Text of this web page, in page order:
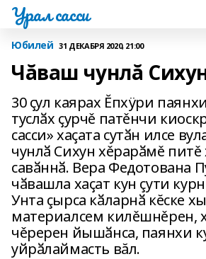
Урал сасси
Юбилей 31 ДЕКАБРЯ 2020, 21:00
Чăваш чунлă
30 ҫул каярах Ĕпхÿри
туслӑх ҫурчě патěнчи
сасси» хаҫата сутӑн илсе
чунлӑ Сихун хěрарӑмě питě
савӑннӑ. Вера Федотована
чӑвашла хаҫат кун çути
Унта çырса кӑларнӑ кĕске
материалсем килěшнěрен,
чěререн йышӑнса, паянхи
уйрӑлаймасть вăл.